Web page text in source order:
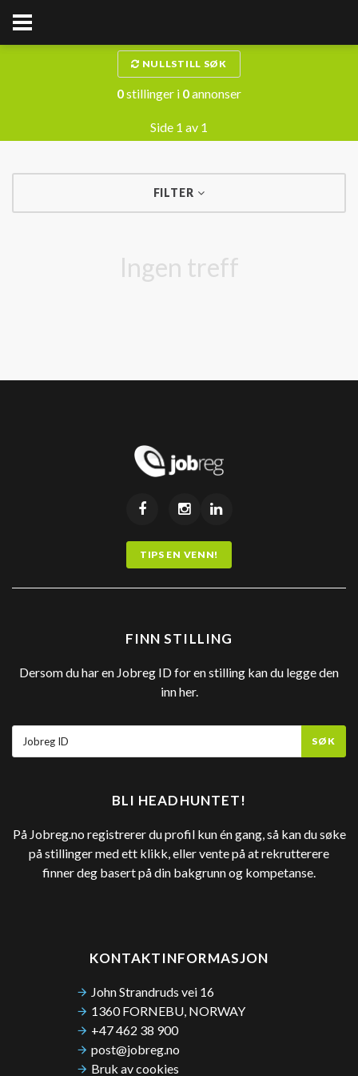
NULLSTILL SØK
0stillinger i 0annonser
Side 1 av 1
FILTER
Ingen treff
TIPS EN VENN!
FINN STILLING
Dersom du har en Jobreg ID for en stilling kan du legge den
inn her.
SØK
BLI HEADHUNTET!
På Jobreg.no registrerer du profil kun én gang, så kan du søke
på stillinger med ett klikk, eller vente på at rekrutterere
finner deg basert på din bakgrunn og kompetanse.
KONTAKTINFORMASJON
John Strandruds vei 16
1360 FORNEBU, NORWAY
+47 462 38 900
post@jobreg.no
Bruk av cookies